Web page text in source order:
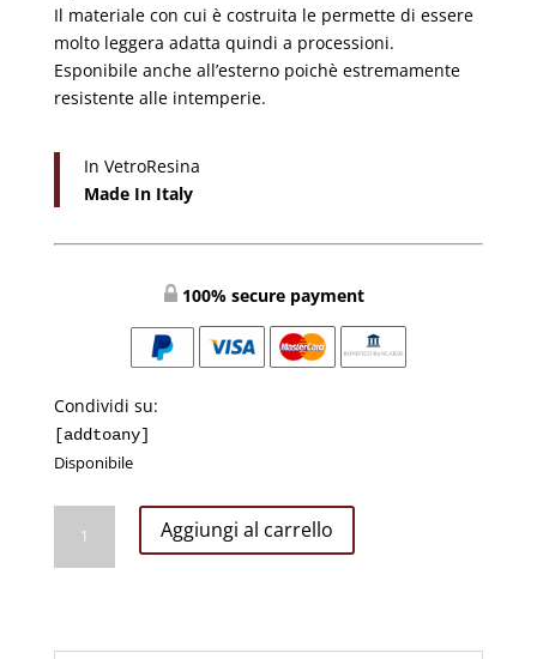
Il materiale con cui è costruita le permette di essere
molto leggera adatta quindi a processioni.
Esponibile anche all’esterno poichè estremamente
resistente alle intemperie.
In VetroResina
Made In Italy
100% secure payment
Condividi su:
[addtoany]
Disponibile
130
Aggiungi al carrello